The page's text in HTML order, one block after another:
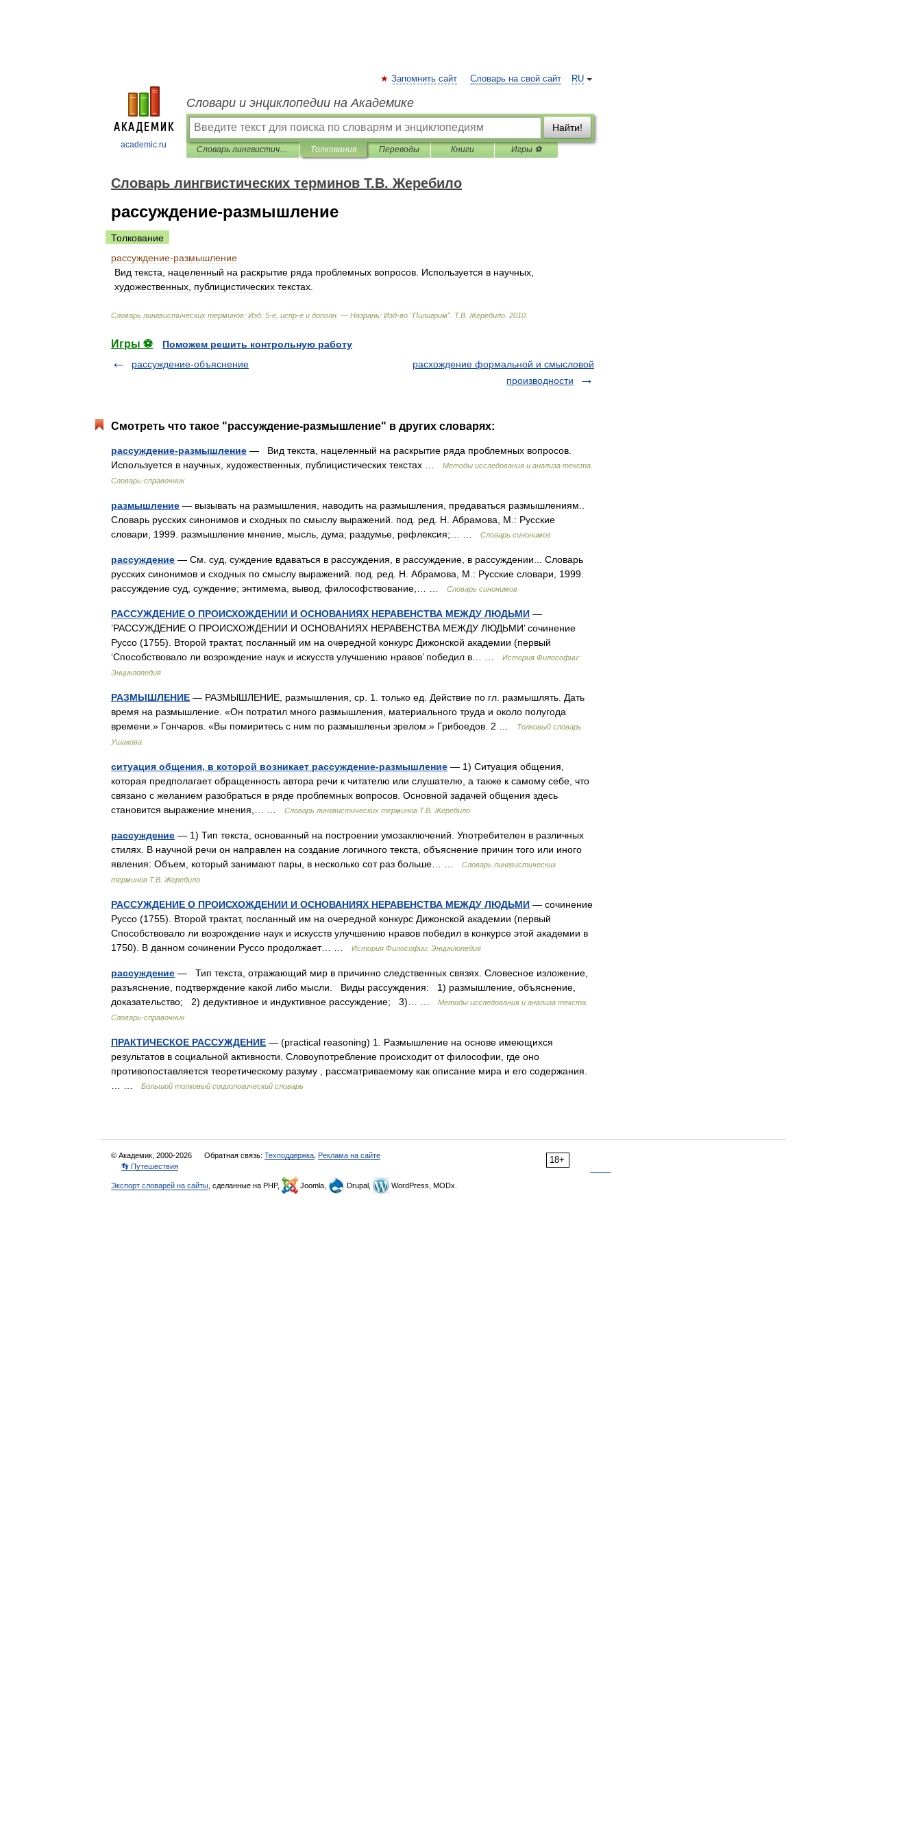
academic.ru
RU
Запомнить сайт Словарь на свой сайт
Словари и энциклопедии на Академике
Найти!
Словарь лингвистических терминов Т.В. Жеребило Толкования Переводы Книги Игры ⚽
Словарь лингвистических терминов Т.В. Жеребило
рассуждение-размышление
Толкование
рассуждение-размышление
Вид текста нацеленный на раскрытие ряда проблемных вопросов Используется в научных
художественных публицистических текстах
Словарь лингвистических терминов: Изд 5-е испр-е и дополн . — Назрань: Изд-во "Пилигрим". Т.В Жеребило 2010
Игры ⚽
Поможем решить контрольную работу
рассуждение-объяснение
расхождение формальной и смысловой
производности
Смотреть что такое "рассуждение-размышление" в других словарях:
рассуждение-размышление — Вид текста, нацеленный на раскрытие ряда проблемных вопросов.
Используется в научных, художественных, публицистических текстах …
Методы исследования и анализа текста.
Словарь-справочник
размышление — вызывать на размышления, наводить на размышления, предаваться размышлениям..
Словарь русских синонимов и сходных по смыслу выражений. под. ред. Н. Абрамова, М.: Русские
словари, 1999. размышление мнение, мысль, дума; раздумье, рефлексия;… …
Словарь синонимов
рассуждение — См. суд, суждение вдаваться в рассуждения, в рассуждение, в рассуждении... Словарь
русских синонимов и сходных по смыслу выражений. под. ред. Н. Абрамова, М.: Русские словари, 1999.
рассуждение суд, суждение; энтимема, вывод, философствование,… …
Словарь синонимов
РАССУЖДЕНИЕ О ПРОИСХОЖДЕНИИ И ОСНОВАНИЯХ НЕРАВЕНСТВА МЕЖДУ ЛЮДЬМИ —
’РАССУЖДЕНИЕ О ПРОИСХОЖДЕНИИ И ОСНОВАНИЯХ НЕРАВЕНСТВА МЕЖДУ ЛЮДЬМИ’ сочинение
Руссо (1755). Второй трактат, посланный им на очередной конкурс Дижонской академии (первый
‘Способствовало ли возрождение наук и искусств улучшению нравов’ победил в… …
История Философии:
Энциклопедия
РАЗМЫШЛЕНИЕ — РАЗМЫШЛЕНИЕ, размышления, ср. 1. только ед. Действие по гл. размышлять. Дать
время на размышление. «Он потратил много размышления, материального труда и около полугода
времени.» Гончаров. «Вы помиритесь с ним по размышленьи зрелом.» Грибоедов. 2 …
Толковый словарь
Ушакова
ситуация общения, в которой возникает рассуждение-размышление — 1) Ситуация общения,
которая предполагает обращенность автора речи к читателю или слушателю, а также к самому себе, что
связано с желанием разобраться в ряде проблемных вопросов. Основной задачей общения здесь
становится выражение мнения,… …
Словарь лингвистических терминов Т.В. Жеребило
рассуждение — 1) Тип текста, основанный на построении умозаключений. Употребителен в различных
стилях. В научной речи он направлен на создание логичного текста, объяснение причин того или иного
явления: Объем, который занимают пары, в несколько сот раз больше… …
Словарь лингвистических
терминов Т.В. Жеребило
РАССУЖДЕНИЕ О ПРОИСХОЖДЕНИИ И ОСНОВАНИЯХ НЕРАВЕНСТВА МЕЖДУ ЛЮДЬМИ — сочинение
Руссо (1755). Второй трактат, посланный им на очередной конкурс Дижонской академии (первый
Способствовало ли возрождение наук и искусств улучшению нравов победил в конкурсе этой академии в
1750). В данном сочинении Руссо продолжает… …
История Философии: Энциклопедия
рассуждение — Тип текста, отражающий мир в причинно следственных связях. Словесное изложение,
разъяснение, подтверждение какой либо мысли. Виды рассуждения: 1) размышление, объяснение,
доказательство; 2) дедуктивное и индуктивное рассуждение; 3)… …
Методы исследования и анализа текста.
Словарь-справочник
ПРАКТИЧЕСКОЕ РАССУЖДЕНИЕ — (practical reasoning) 1. Размышление на основе имеющихся
результатов в социальной активности. Словоупотребление происходит от философии, где оно
противопоставляется теоретическому разуму , рассматриваемому как описание мира и его содержания.
Большой толковый социологический словарь
18+
© Академик, 2000-2026 Обратная связь: Техподдержка Реклама на сайте
👣 Путешествия
Экспорт словарей на сайты , сделанные на PHP, Joomla, Drupal, WordPress, MODx.